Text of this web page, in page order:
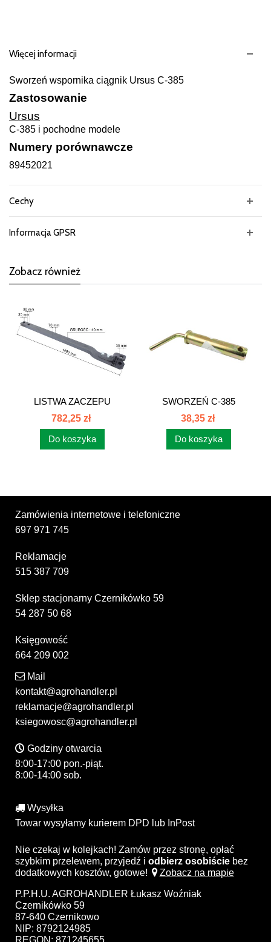
Więcej informacji
Sworzeń wspornika ciągnik Ursus C-385
Zastosowanie
Ursus
C-385 i pochodne modele
Numery porównawcze
89452021
Cechy
Informacja GPSR
Zobacz również
LISTWA ZACZEPU
DOLNEGO
KOMPLETNA...
782,25 zł
Do koszyka
SWORZEŃ C-385
89452019
38,35 zł
Do koszyka
Zamówienia internetowe i telefoniczne
697 971 745
Reklamacje
515 387 709
Sklep stacjonarny Czernikówko 59
54 287 50 68
Księgowość
664 209 002
Mail
kontakt@agrohandler.pl
reklamacje@agrohandler.pl
ksiegowosc@agrohandler.pl
Godziny otwarcia
8:00-17:00 pon.-piąt.
8:00-14:00 sob.
Wysyłka
Towar wysyłamy kurierem DPD lub InPost
Nie czekaj w kolejkach! Zamów przez stronę, opłać
szybkim przelewem, przyjedź i odbierz osobiście bez
dodatkowych kosztów, gotowe!
Zobacz na mapie
P.P.H.U. AGROHANDLER Łukasz Woźniak
Czernikówko 59
87-640 Czernikowo
NIP: 8792124985